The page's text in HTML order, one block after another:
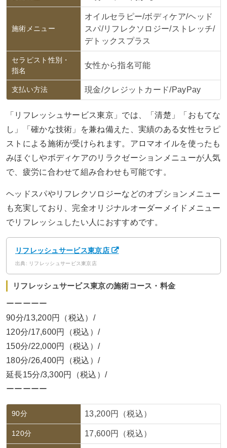
施術メニュー
オイルセラピー/ボディケア/ヘッド
スパ/リフレクソロジー/ストレッチ/
デトックスプラス
セラピスト性別・
指名
女性から指名可能
支払い方法 現金/クレジットカード/PayPay
「リフレッシュサービス東京」では、「清楚」「おもてな
し」「確かな技術」を兼ね備えた、実績のある女性セラピ
ストによる施術が受けられます。アロマオイルを使ったも
みほぐしやボディケアのリラクゼーションメニューが人気
で、疲労に合わせて組み合わせも可能です。
ヘッドスパやリフレクソロジーなどのオプションメニュー
も充実しており、完全オリジナルオーダーメイドメニュー
でリフレッシュしたい人におすすめです。
リフレッシュサービス東京店
出典: リフレッシュサービス東京店
リフレッシュサービス東京の施術コース・料金
ーーーーー
90分/13,200円（税込）/
120分/17,600円（税込）/
150分/22,000円（税込）/
180分/26,400円（税込）/
延長15分/3,300円（税込）/
ーーーーー
90分 13,200円（税込）
120分 17,600円（税込）